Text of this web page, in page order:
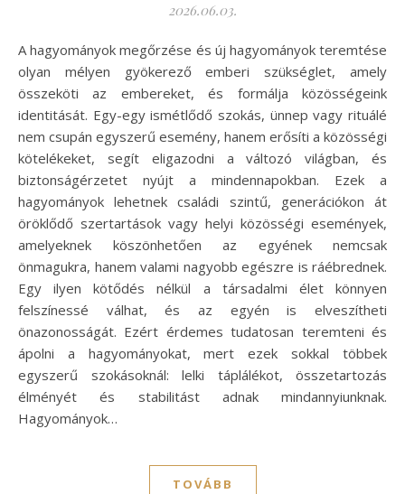
2026.06.03.
A hagyományok megőrzése és új hagyományok teremtése
olyan mélyen gyökerező emberi szükséglet, amely
összeköti az embereket, és formálja közösségeink
identitását. Egy-egy ismétlődő szokás, ünnep vagy rituálé
nem csupán egyszerű esemény, hanem erősíti a közösségi
kötelékeket, segít eligazodni a változó világban, és
biztonságérzetet nyújt a mindennapokban. Ezek a
hagyományok lehetnek családi szintű, generációkon át
öröklődő szertartások vagy helyi közösségi események,
amelyeknek köszönhetően az egyének nemcsak
önmagukra, hanem valami nagyobb egészre is ráébrednek.
Egy ilyen kötődés nélkül a társadalmi élet könnyen
felszínessé válhat, és az egyén is elveszítheti
önazonosságát. Ezért érdemes tudatosan teremteni és
ápolni a hagyományokat, mert ezek sokkal többek
egyszerű szokásoknál: lelki táplálékot, összetartozás
élményét és stabilitást adnak mindannyiunknak.
Hagyományok…
TOVÁBB